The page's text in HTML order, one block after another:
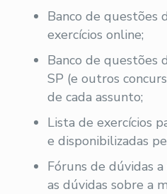
Banco de questões
exercícios online;
Banco de questões
SP (e outros
de cada assunto;
Lista de exercícios
e disponibilizadas
Fóruns de dúvidas
as dúvidas sobre a